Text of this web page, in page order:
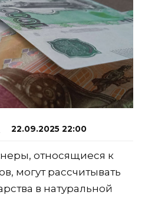
22.09.2025 22:00
относящиеся к
могут рассчитывать
в натуральной